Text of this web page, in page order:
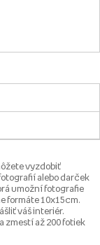
vyzdobiť
alebo darček
umožní fotografie
formáte 10x15cm.
váš interiér.
zmestí až 200 fotiek